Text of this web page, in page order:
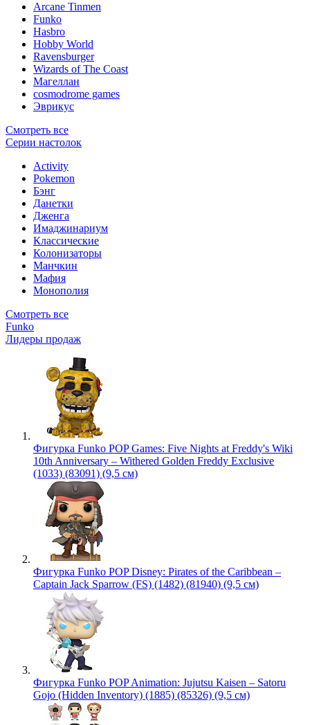
Arcane Tinmen
Funko
Hasbro
Hobby World
Ravensburger
Wizards of The Coast
Магеллан
сosmodrome games
Эврикус
Смотреть все
Серии настолок
Activity
Pokemon
Бэнг
Данетки
Дженга
Имаджинариум
Классические
Колонизаторы
Манчкин
Мафия
Монополия
Смотреть все
Funko
Лидеры продаж
Фигурка Funko POP Games: Five Nights at Freddy's Wiki
10th Anniversary – Withered Golden Freddy Exclusive
(1033) (83091) (9,5 см)
Фигурка Funko POP Disney: Pirates of the Caribbean –
Captain Jack Sparrow (FS) (1482) (81940) (9,5 см)
Фигурка Funko POP Animation: Jujutsu Kaisen – Satoru
Gojo (Hidden Inventory) (1885) (85326) (9,5 см)